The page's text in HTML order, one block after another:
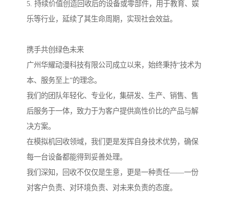
5. 持续价值创造回收后的设备或零部件，用于教育、娱
乐等行业，延续了其生命周期，实现社会效益。
携手共创绿色未来
广州华耀动漫科技有限公司成立以来，始终秉持“技术为
本、服务至上”的理念。
我们的团队年轻化、专业化，集研发、生产、销售、售
后服务于一体，致力于为客户提供高性价比的产品与解
决方案。
在模拟机回收领域，我们更是发挥自身技术优势，确保
每一台设备都能得到妥善处理。
我们深知，回收不仅仅是生意，更是一种责任——一份
对客户负责、对环境负责、对未来负责的态度。